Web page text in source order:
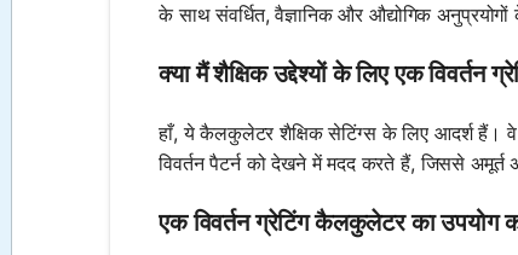
के साथ संवर्धित, वैज्ञानिक और औद्योगिक
क्या मैं शैक्षिक उद्देश्यों के लिए एक
हाँ, ये कैलकुलेटर शैक्षिक सेटिंग्स के लिए आदर्श हैं। वे
विवर्तन पैटर्न को देखने में मदद करते हैं, जिससे अमूर्त
एक विवर्तन ग्रेटिंग कैलकुलेटर का उपयोग